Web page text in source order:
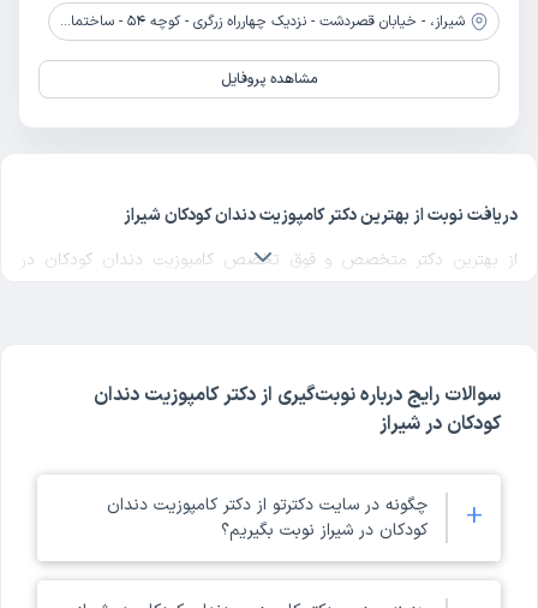
شیراز، - خیابان قصردشت - نزدیک چهارراه زرگری - کوچه 54 - ساختمان گلبرگ - طبقه 4
مشاهده پروفایل
دریافت نوبت از بهترین دکتر کامپوزیت دندان کودکان شیراز
از بهترین دکتر متخصص و فوق تخصص کامپوزیت دندان کودکان در
مراجعه‌کنندگان درباره پزشک کامپوزیت دندان کودکان مربوطه را بررسی
کنید. دکترتو در تمام صفحات مربوط به دکترهای کامپوزیت دندان کودکان
شیراز، امکان بررسی کد نظام پزشکی، آدرس مطب و مراکز حضور دکتر،
شماره تماس و ثبت نوبت حضوری برای کامپوزیت دندان کودکان در
پروفایل هر پزشک را فراهم کرده است. ملاک انتخاب بهترین دکتر کامپوزیت
دندان کودکان شیراز در دکترتو، تخصص و تجربه پزشک در کنار امتیاز و
نظر مراجعه‌کنندگان است. با مراجعه به پروفایل هر یک از دکترهای شیراز
سوالات رایج درباره نوبت‌گیری از دکتر کامپوزیت دندان
کودکان در شیراز
+
چگونه در سایت دکترتو از دکتر کامپوزیت دندان
کودکان در شیراز نوبت بگیریم؟
شما می‌توانید با مراجعه به صفحه دکترهای کامپوزیت دندان